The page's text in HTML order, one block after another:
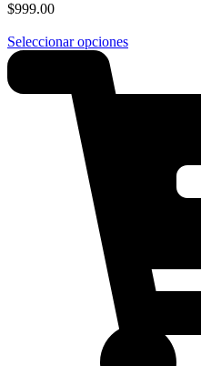
$999.00
Seleccionar opciones